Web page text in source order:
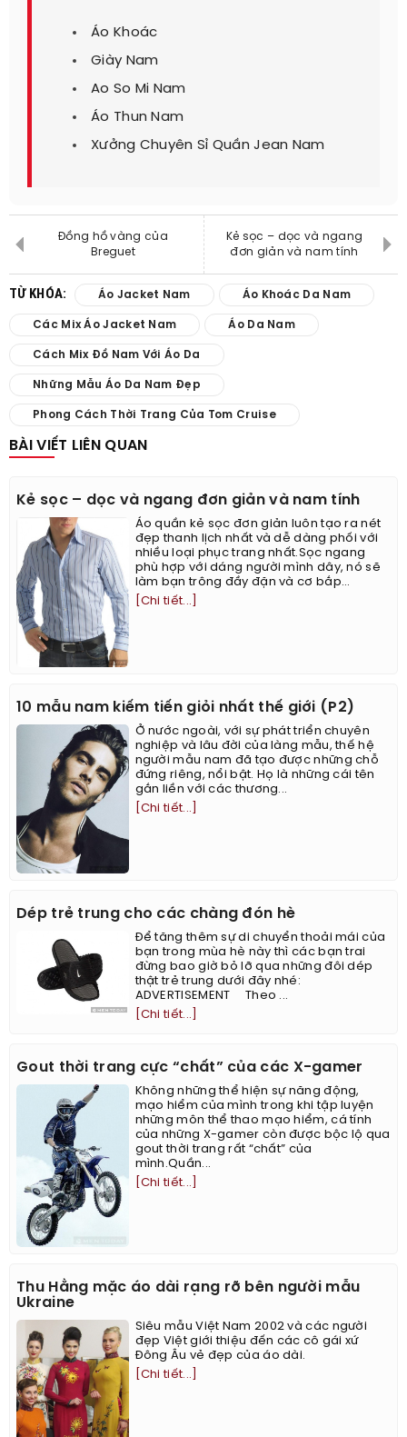
Áo Khoác
Giày Nam
Ao So Mi Nam
Áo Thun Nam
Xưởng Chuyên Sỉ Quần Jean Nam
Đồng hồ vàng của
Breguet
Kẻ sọc – dọc và ngang
đơn giản và nam tính
TỪ KHÓA: Áo Jacket Nam Áo Khoác Da Nam
Các Mix Áo Jacket Nam Áo Da Nam
Cách Mix Đồ Nam Với Áo Da
Những Mẫu Áo Da Nam Đẹp
Phong Cách Thời Trang Của Tom Cruise
BÀI VIẾT LIÊN QUAN
Kẻ sọc – dọc và ngang đơn giản và nam tính
Áo quần kẻ sọc đơn giản luôn tạo ra nét
đẹp thanh lịch nhất và dễ dàng phối với
nhiều loại phục trang nhất.Sọc ngang
phù hợp với dáng người mình dây, nó sẽ
làm bạn trông đầy đặn và cơ bắp...
[Chi tiết...]
10 mẫu nam kiếm tiến giỏi nhất thế giới (P2)
Ở nước ngoài, với sự phát triển chuyên
nghiệp và lâu đời của làng mẫu, thế hệ
người mẫu nam đã tạo được những chỗ
đứng riêng, nổi bật. Họ là những cái tên
gắn liền với các thương...
[Chi tiết...]
Dép trẻ trung cho các chàng đón hè
Để tăng thêm sự di chuyển thoải mái của
bạn trong mùa hè này thì các bạn trai
đừng bao giờ bỏ lỡ qua những đôi dép
thật trẻ trung dưới đây nhé:
ADVERTISEMENT Theo ...
[Chi tiết...]
Gout thời trang cực “chất” của các X-gamer
Không những thể hiện sự năng động,
mạo hiểm của mình trong khi tập luyện
những môn thể thao mạo hiểm, cá tính
của những X-gamer còn được bộc lộ qua
gout thời trang rất “chất” của
mình.Quần...
[Chi tiết...]
Thu Hằng mặc áo dài rạng rỡ bên người mẫu
Ukraine
Siêu mẫu Việt Nam 2002 và các người
đẹp Việt giới thiệu đến các cô gái xứ
Đông Âu vẻ đẹp của áo dài.
[Chi tiết...]